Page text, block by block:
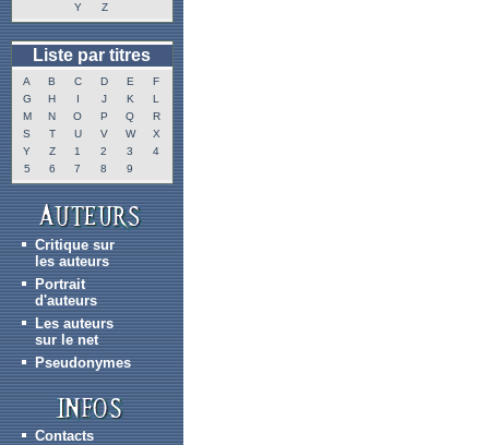
Y
Z
Liste par titres
A B C D E
F
G
H I J K
L
M
N O P Q
R
S
T U V W
X
Y
Z 1 2 3
4
5
6 7 8 9
Critique sur
les auteurs
Portrait
d'auteurs
Les auteurs
sur le net
Pseudonymes
Contacts